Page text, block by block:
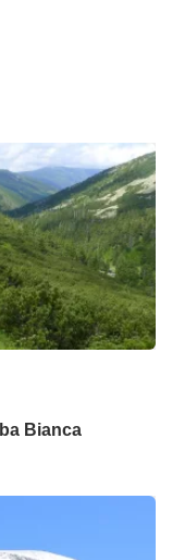
Bianca